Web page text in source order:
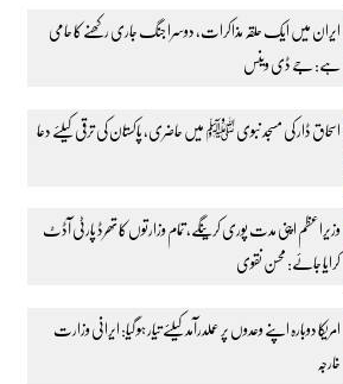
ایران میں ایک حلقہ مذاکرات، دوسرا جنگ جاری رکھنے کا حامی
ہے: جے ڈی وینس
اسحاق ڈار کی مسجد نبوی ﷺ میں حاضری، پاکستان کی ترقی کیلئے دعا
وزیراعظم اپنی مدت پوری کرینگے، تمام وزارتوں کا تھرڈ پارٹی آڈٹ
کرایا جائے: محسن نقوی
امریکا دوبارہ اپنے وعدوں پر عملدرآمد کیلئے تیار ہو گیا: ایرانی وزارت
خارجہ